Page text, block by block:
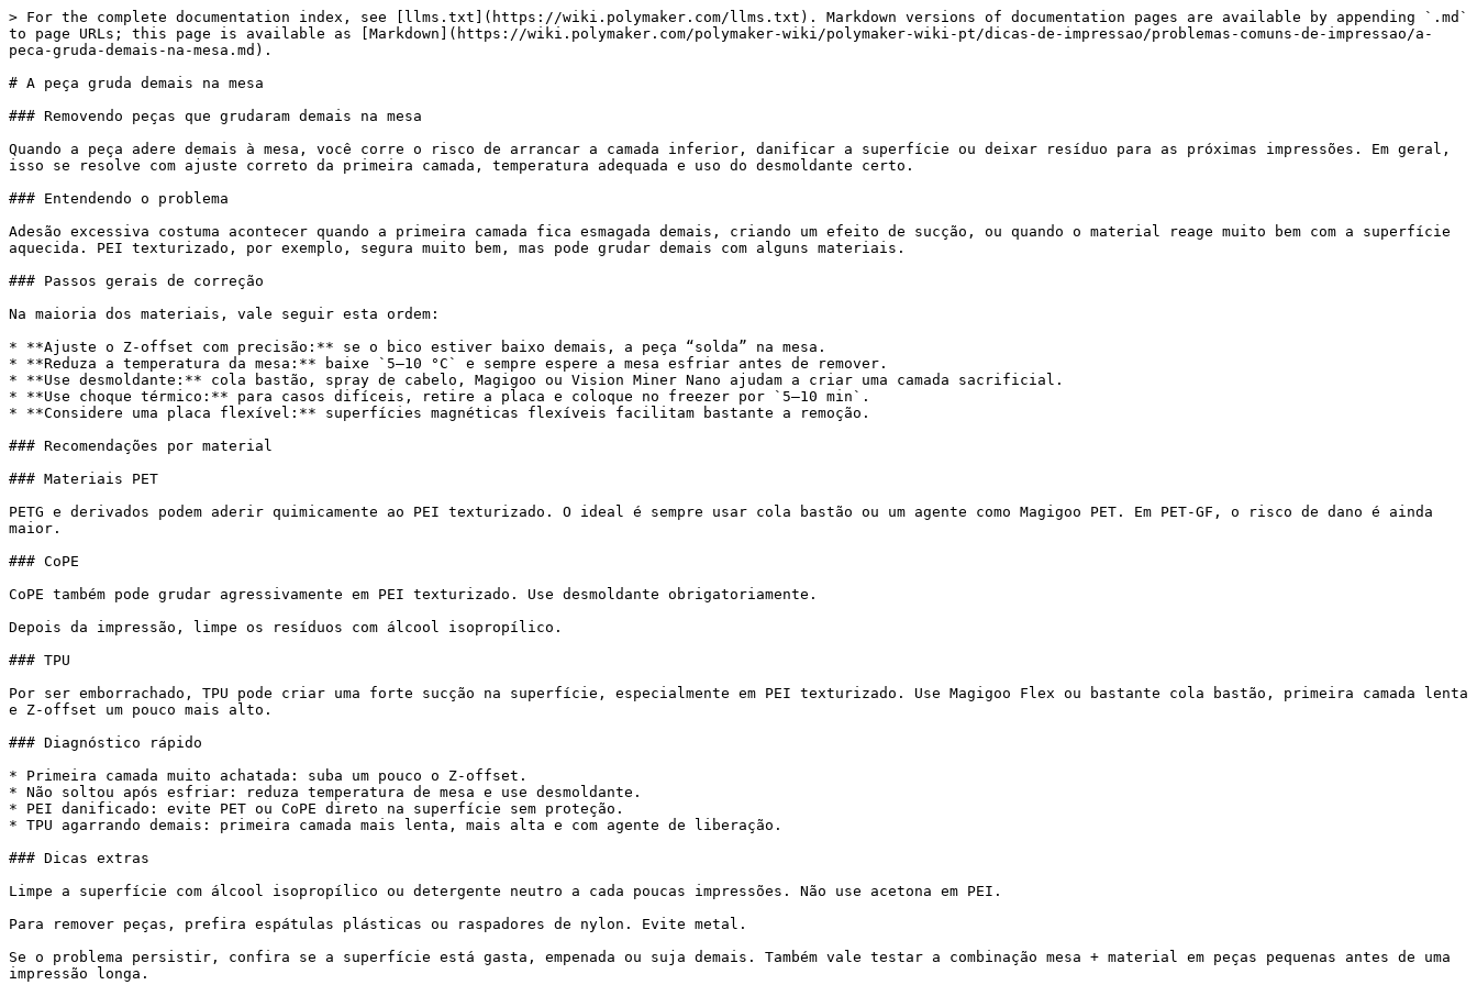
> For the complete documentation index, see [llms.txt](https://wiki.polymaker.com/llms.txt). Markdown versions of documentation pages are available by appending `.md`
to page URLs; this page is available as [Markdown](https://wiki.polymaker.com/polymaker-wiki/polymaker-wiki-pt/dicas-de-impressao/problemas-comuns-de-impressao/a-
peca-gruda-demais-na-mesa.md).
# A peça gruda demais na mesa
### Removendo peças que grudaram demais na mesa
Quando a peça adere demais à mesa, você corre o risco de arrancar a camada inferior, danificar a superfície ou deixar resíduo para as próximas impressões. Em geral,
isso se resolve com ajuste correto da primeira camada, temperatura adequada e uso do desmoldante certo.
### Entendendo o problema
Adesão excessiva costuma acontecer quando a primeira camada fica esmagada demais, criando um efeito de sucção, ou quando o material reage muito bem com a superfície
aquecida. PEI texturizado, por exemplo, segura muito bem, mas pode grudar demais com alguns materiais.
### Passos gerais de correção
Na maioria dos materiais, vale seguir esta ordem:
* **Ajuste o Z-offset com precisão:** se o bico estiver baixo demais, a peça “solda” na mesa.
* **Reduza a temperatura da mesa:** baixe `5–10 °C` e sempre espere a mesa esfriar antes de remover.
* **Use desmoldante:** cola bastão, spray de cabelo, Magigoo ou Vision Miner Nano ajudam a criar uma camada sacrificial.
* **Use choque térmico:** para casos difíceis, retire a placa e coloque no freezer por `5–10 min`.
* **Considere uma placa flexível:** superfícies magnéticas flexíveis facilitam bastante a remoção.
### Recomendações por material
### Materiais PET
PETG e derivados podem aderir quimicamente ao PEI texturizado. O ideal é sempre usar cola bastão ou um agente como Magigoo PET. Em PET-GF, o risco de dano é ainda
maior.
### CoPE
CoPE também pode grudar agressivamente em PEI texturizado. Use desmoldante obrigatoriamente.
Depois da impressão, limpe os resíduos com álcool isopropílico.
### TPU
Por ser emborrachado, TPU pode criar uma forte sucção na superfície, especialmente em PEI texturizado. Use Magigoo Flex ou bastante cola bastão, primeira camada lenta
e Z-offset um pouco mais alto.
### Diagnóstico rápido
* Primeira camada muito achatada: suba um pouco o Z-offset.
* Não soltou após esfriar: reduza temperatura de mesa e use desmoldante.
* PEI danificado: evite PET ou CoPE direto na superfície sem proteção.
* TPU agarrando demais: primeira camada mais lenta, mais alta e com agente de liberação.
### Dicas extras
Limpe a superfície com álcool isopropílico ou detergente neutro a cada poucas impressões. Não use acetona em PEI.
Para remover peças, prefira espátulas plásticas ou raspadores de nylon. Evite metal.
Se o problema persistir, confira se a superfície está gasta, empenada ou suja demais. Também vale testar a combinação mesa + material em peças pequenas antes de uma
impressão longa.